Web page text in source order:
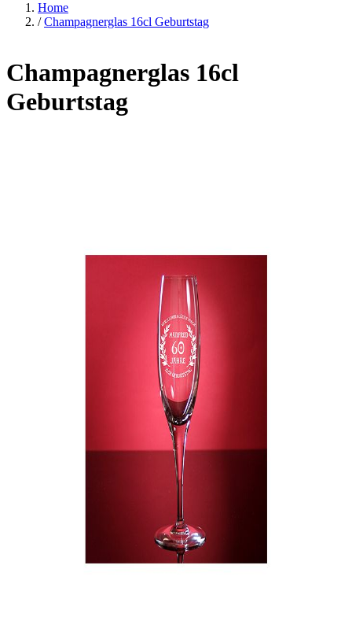
Home
/ Champagnerglas 16cl Geburtstag
Champagnerglas 16cl
Geburtstag